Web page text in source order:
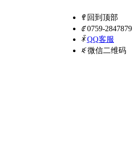
ꁸ 回到顶部
ꂅ 0759-2847879
ꁗ QQ客服
ꀥ 微信二维码